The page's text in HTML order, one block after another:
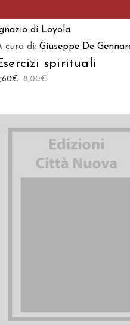
di Loyola
cura di: Giuseppe De
spirituali
8,00€
€